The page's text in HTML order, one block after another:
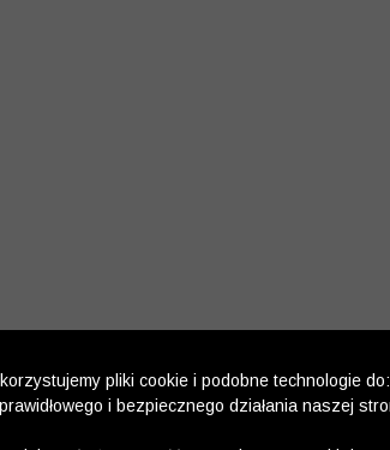
pliki cookie i podobne technologie do:
i bezpiecznego działania naszej